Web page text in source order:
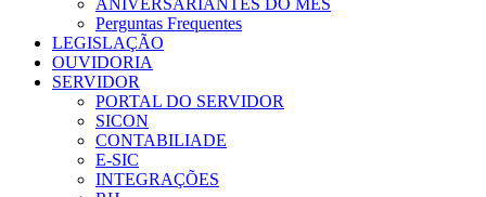
ANIVERSARIANTES DO MÊS
Perguntas Frequentes
LEGISLAÇÃO
OUVIDORIA
SERVIDOR
PORTAL DO SERVIDOR
SICON
CONTABILIADE
E-SIC
INTEGRAÇÕES